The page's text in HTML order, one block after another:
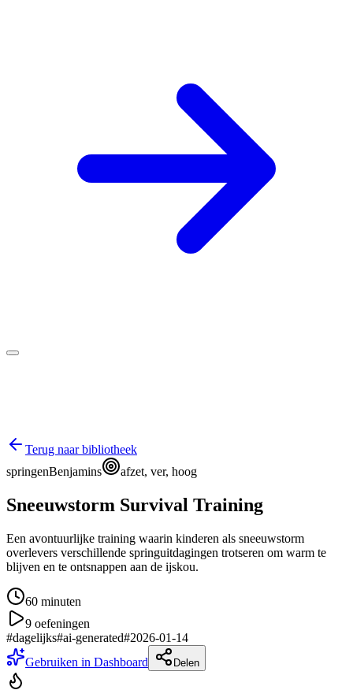
Terug naar bibliotheek
springenBenjamins afzet, ver, hoog
Sneeuwstorm Survival Training
Een avontuurlijke training waarin kinderen als sneeuwstorm
overlevers verschillende springuitdagingen trotseren om warm te
blijven en te ontsnappen aan de ijskou.
60 minuten
9 oefeningen
#dagelijks#ai-generated#2026-01-14
Gebruiken in Dashboard
Delen